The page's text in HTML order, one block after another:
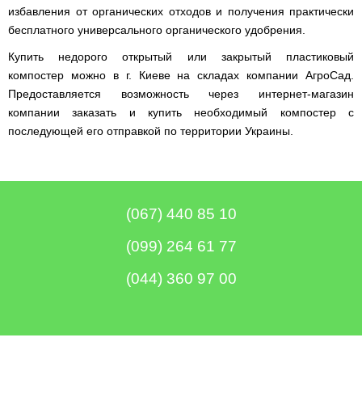
избавления от органических отходов и получения практически
бесплатного универсального органического удобрения.
Купить недорого открытый или закрытый пластиковый
компостер можно в г. Киеве на складах компании АгроСад.
Предоставляется возможность через интернет-магазин
компании заказать и купить необходимый компостер с
последующей его отправкой по территории Украины.
(067) 440 85 10
(099) 264 61 77
(044) 360 97 00